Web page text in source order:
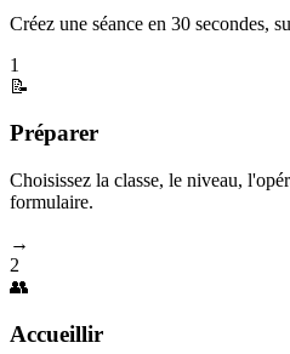
Créez une séance en 30 secondes,
1
📝
Préparer
Choisissez la classe, le niveau,
formulaire.
→
2
👥
Accueillir